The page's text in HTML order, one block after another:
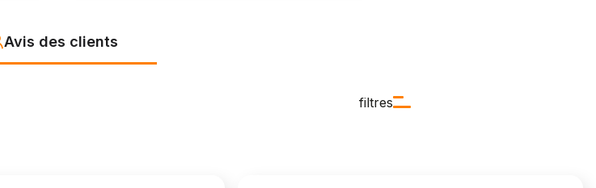
Avis des clients
filtres